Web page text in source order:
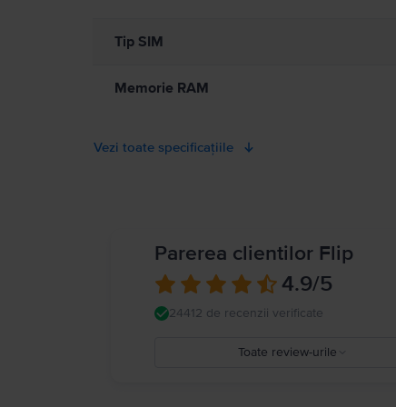
Tip SIM
Memorie RAM
Vezi toate specificațiile
Parerea clientilor Flip
4.9/5
24412 de recenzii verificate
Toate review-urile